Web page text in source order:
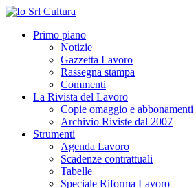
Primo piano
Notizie
Gazzetta Lavoro
Rassegna stampa
Commenti
La Rivista del Lavoro
Copie omaggio e abbonamenti
Archivio Riviste dal 2007
Strumenti
Agenda Lavoro
Scadenze contrattuali
Tabelle
Speciale Riforma Lavoro